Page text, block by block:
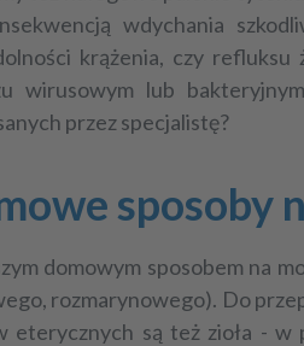
wdychania
krążenia, czy refluksu
wirusowym lub
przez specjalistę?
sposoby
domowym sposobem na
rozmarynowego). Do
eterycznych są też zioła - w